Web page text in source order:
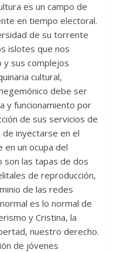
es un campo de
en tiempo electoral.
de su torrente
islotes que nos
y sus complejos
cultural,
debe ser
y funcionamiento por
de sus servicios de
de inyectarse en el
un ocupa del
son las tapas de dos
de reproducción,
de las redes
es lo normal de
y Cristina, la
nuestro derecho.
de jóvenes